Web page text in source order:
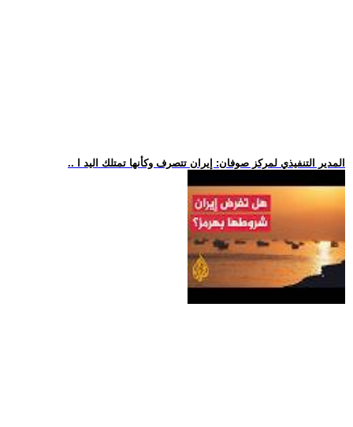
.. المدير التنفيذي لمركز صوفان: إيران تتصرف وكأنها تمتلك اليد ا